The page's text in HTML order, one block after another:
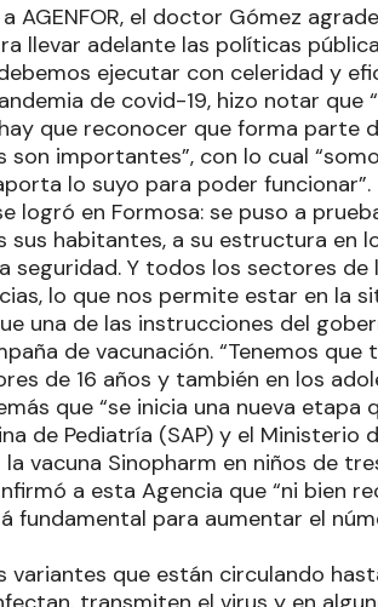
AGENFOR, el doctor Gómez
llevar adelante las políticas
ejecutar con celeridad y
de covid-19, hizo notar
que reconocer que forma parte
importantes”, con lo cual
lo suyo para poder funcionar”.
logró en Formosa: se puso a
sus habitantes, a su estructura en
seguridad. Y todos los sectores
lo que nos permite estar en la
una de las instrucciones del
de vacunación. “Tenemos
de 16 años y también en los
que “se inicia una nueva etapa
de Pediatría (SAP) y el Ministerio
vacuna Sinopharm en niños de
a esta Agencia que “ni bien
fundamental para aumentar el
variantes que están circulando